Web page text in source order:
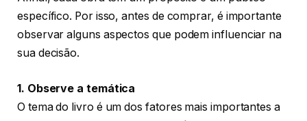
específico. Por isso, antes de comprar, é importante
observar alguns aspectos que podem influenciar na
sua decisão.
1. Observe a temática
O tema do livro é um dos fatores mais importantes a